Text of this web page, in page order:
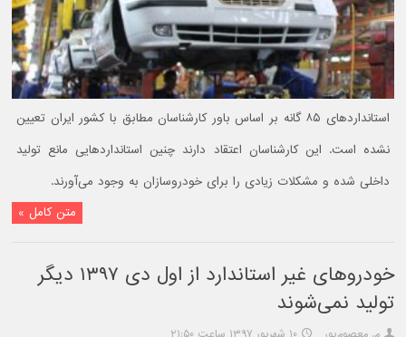
استانداردهای ۸۵ گانه بر اساس باور کارشناسان مطابق با کشور ایران تعیین
نشده است. این کارشناسان اعتقاد دارند چنین استانداردهایی مانع تولید
داخلی شده و مشکلات زیادی را برای خودروسازان به وجود می‌آورند.
متن کامل »
خودروهای غیر استاندارد از اول دی ۱۳۹۷ دیگر
تولید نمی‌شوند